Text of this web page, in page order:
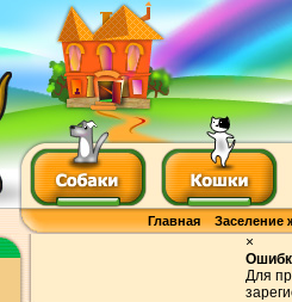
Главная Заселение
×
Для